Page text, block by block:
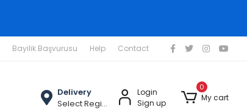
Bayilik Başvurusu Help Contact
Delivery
Select Region
Login
Sign up
0
My cart